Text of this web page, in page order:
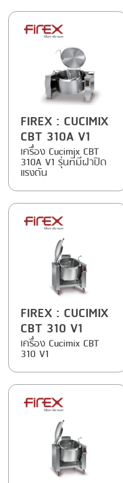
SEARING
SKIN PACK
SMOKING
STEAMING
TRAY DENESTER
TRAY FORMING
TUMBLING
VACUUM PACKING
VACUUM STUFFING
FIREX : CUCIMIX
CBT 310A V1
เครื่อง Cucimix CBT
310A V1 รุ่นที่มีฝาปิด
แรงดัน
FIREX : CUCIMIX
CBT 310 V1
เครื่อง Cucimix CBT
310 V1